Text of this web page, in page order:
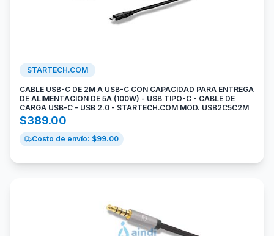
STARTECH.COM
CABLE USB-C DE 2M A USB-C CON CAPACIDAD PARA ENTREGA
DE ALIMENTACION DE 5A (100W) - USB TIPO-C - CABLE DE
CARGA USB-C - USB 2.0 - STARTECH.COM MOD. USB2C5C2M
$389.00
Costo de envío: $99.00